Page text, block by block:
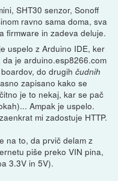
SHT30 senzor, Sonoff
ravno sama doma, sva
firmware in zadeva deluje.
uspelo z Arduino IDE, ker
je arduino.esp8266.com
do drugihčudnih
zapisano kako se
je to nekaj, kar se pač
Ampak je uspelo.
mi zadostuje HTTP.
na to, da prvič delam z
piše preko VIN pina,
3.3V in 5V).